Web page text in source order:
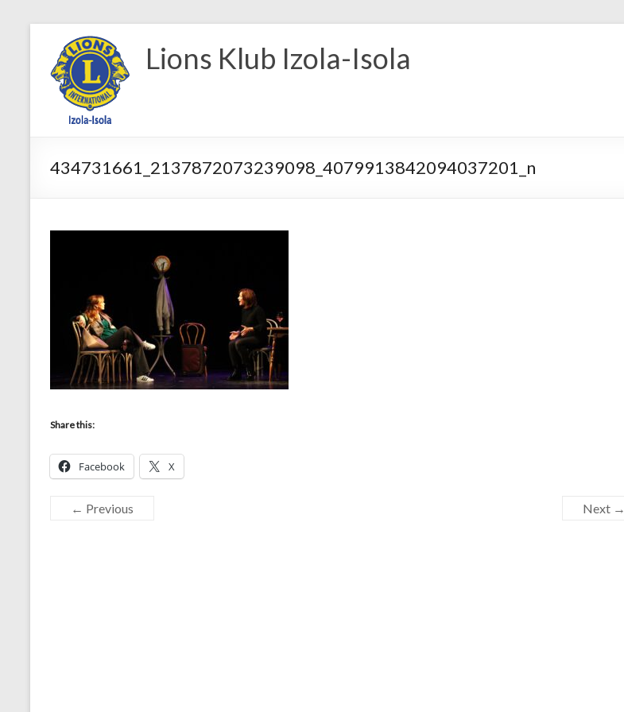
content
Lions Klub Izola-Isola
434731661_2137872073239098_4079913842094037201_n
Share this:
Facebook X
← Previous Next →